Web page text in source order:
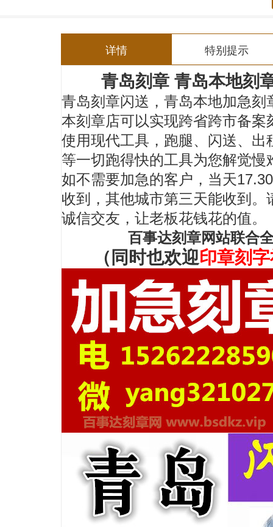
详情 特别提示
青岛刻章 青岛本地刻
青岛刻章闪送，青岛本地加急刻
本刻章店可以实现跨省跨市备
使用现代工具，跑腿、闪送、
等一切跑得快的工具为您解觉慢
如不需要加急的客户，当天
收到，其他城市第三天能收到。
诚信交友，让老板花钱花的值。
百事达刻章网站联合
（同时也欢迎印章刻